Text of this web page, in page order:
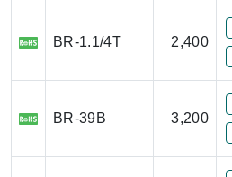
BR-1.1/4T 2,400
BR-39B 3,200